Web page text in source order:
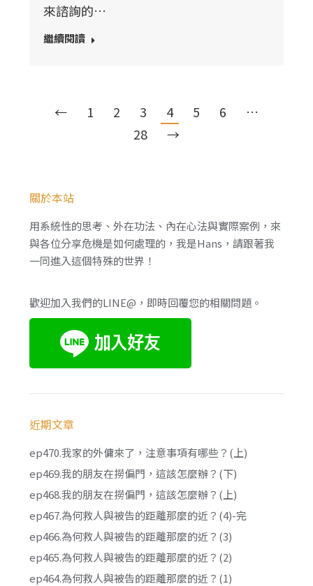
來諮詢的…
繼續閱讀
← 1 2 3 4 5 6
…
28
→
關於本站
用系統性的思考、外在功法、內在心法與實際案例，來
與各位分享危機是如何處理的，我是Hans，請跟著我
一同進入這個特殊的世界！
歡迎加入我們的LINE@，即時回覆您的相關問題。
近期文章
ep470.我家的外傭來了，注意事項有哪些？(上)
ep469.我的朋友在撈偏門，這該怎麼辦？(下)
ep468.我的朋友在撈偏門，這該怎麼辦？(上)
ep467.為何救人與被告的距離那麼的近？(4)-完
ep466.為何救人與被告的距離那麼的近？(3)
ep465.為何救人與被告的距離那麼的近？(2)
ep464.為何救人與被告的距離那麼的近？(1)